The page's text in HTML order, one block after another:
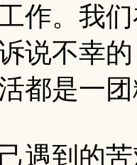
作。我
说不幸
都是一
遇到的